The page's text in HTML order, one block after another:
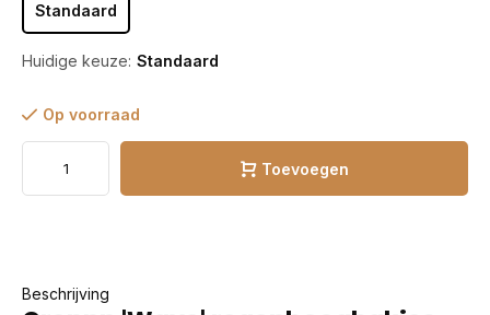
Standaard
Huidige keuze: Standaard
Op voorraad
Toevoegen
Beschrijving